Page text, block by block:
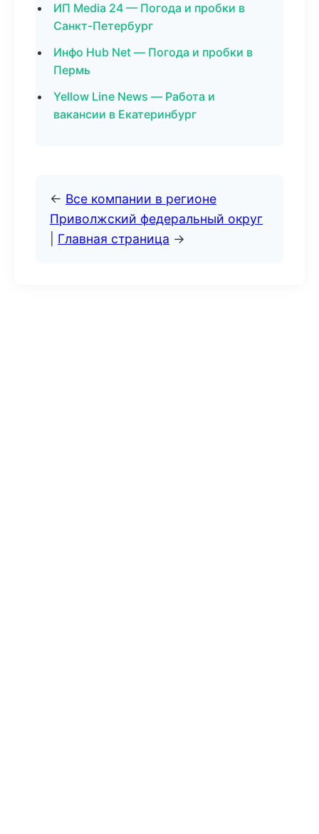
ИП Media 24 — Погода и пробки в
Санкт-Петербург
Инфо Hub Net — Погода и пробки в
Пермь
Yellow Line News — Работа и
вакансии в Екатеринбург
← Все компании в регионе
Приволжский федеральный округ
Главная страница →